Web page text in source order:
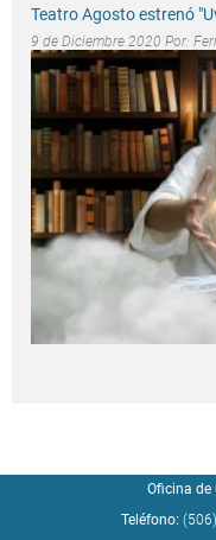
Teatro Agosto estrenó
9 de Diciembre 2020 Por:
Oficina de
Teléfono: